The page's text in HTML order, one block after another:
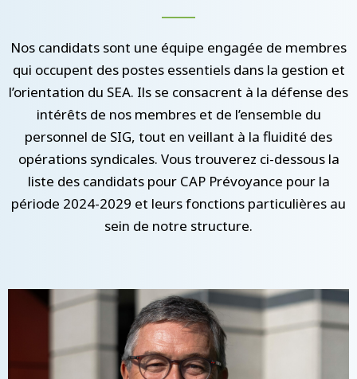
Nos candidats sont une équipe engagée de membres
qui occupent des postes essentiels dans la gestion et
l’orientation du SEA. Ils se consacrent à la défense des
intérêts de nos membres et de l’ensemble du
personnel de SIG, tout en veillant à la fluidité des
opérations syndicales. Vous trouverez ci-dessous la
liste des candidats pour CAP Prévoyance pour la
période 2024-2029 et leurs fonctions particulières au
sein de notre structure.